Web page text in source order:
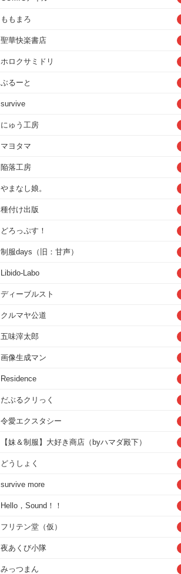
ももまろ
聖華快楽書店
ホロクサミドリ
ぶるーと
survive
にゅう工房
マヨタマ
陥落工房
やまなし娘。
種付け出版
どろっぷす！
制服days（旧：甘声）
Libido-Labo
ディーブルスト
クルマヤ公道
五味滓太郎
画像生成マン
Residence
だぶるクリっく
令愛エクスタシー
【妹＆制服】大好き商店（byハマダ殿下）
どうしょく
survive more
Hello，Sound！！
フリテン堂（仮）
夜あくび小隊
みっつまん